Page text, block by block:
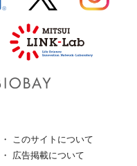
このサイトについて
広告掲載について